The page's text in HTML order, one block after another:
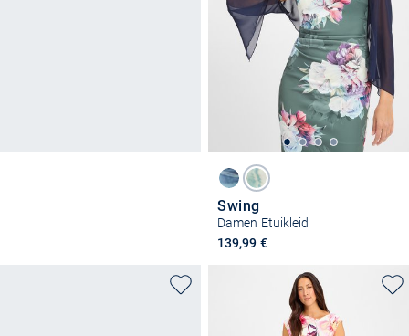
Swing
Damen Etuikleid
139,99 €